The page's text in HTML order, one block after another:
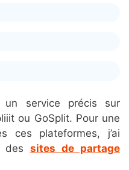
service précis sur
ou GoSplit. Pour une
ces plateformes, j’ai
des sites de partage